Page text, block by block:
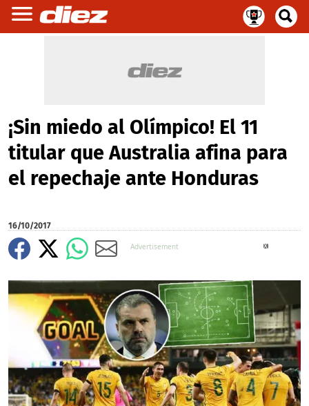
¡Sin miedo al Olímpico! El 11
titular que Australia afina para
el repechaje ante Honduras
16/10/2017
X